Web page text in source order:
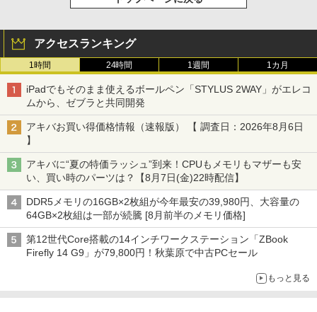
アクセスランキング
1時間 24時間 1週間 1カ月
iPadでもそのまま使えるボールペン「STYLUS 2WAY」がエレコ
ムから、ゼブラと共同開発
アキバお買い得価格情報（速報版） 【 調査日：2026年8月6日
】
アキバに“夏の特価ラッシュ”到来！CPUもメモリもマザーも安
い、買い時のパーツは？【8月7日(金)22時配信】
DDR5メモリの16GB×2枚組が今年最安の39,980円、大容量の
64GB×2枚組は一部が続騰 [8月前半のメモリ価格]
第12世代Core搭載の14インチワークステーション「ZBook
Firefly 14 G9」が79,800円！秋葉原で中古PCセール
もっと見る